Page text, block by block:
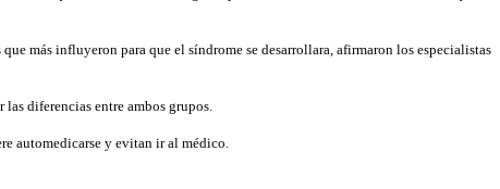
más influyeron para que el síndrome se desarrollara, afirmaron los especialistas
diferencias entre ambos grupos.
automedicarse y evitan ir al médico.